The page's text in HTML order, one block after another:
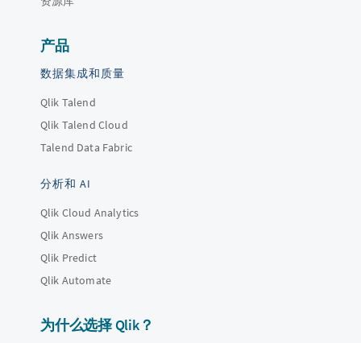
产品
数据集成和质量
Qlik Talend
Qlik Talend Cloud
Talend Data Fabric
分析和 AI
Qlik Cloud Analytics
Qlik Answers
Qlik Predict
Qlik Automate
为什么选择 Qlik？